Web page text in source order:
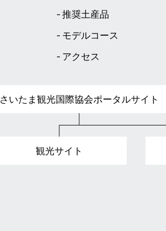
推奨土産品
モデルコース
アクセス
さいたま観光国際協会ポータルサイト
観光サイト